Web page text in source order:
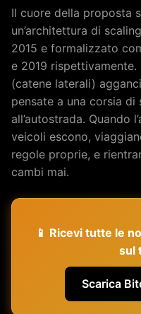
Il cuore della proposta
un’architettura di
2015 e formalizzato
e 2019
(catene laterali)
pensate a una corsia
all’autostrada. Quando
veicoli escono,
regole proprie, e
cambi mai.
📱 Ricevi tutte le
sul
Scarica